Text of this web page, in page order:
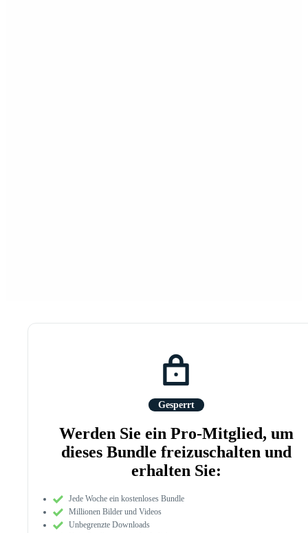
Gesperrt
Werden Sie ein Pro-Mitglied, um
dieses Bundle freizuschalten und
erhalten Sie:
Jede Woche ein kostenloses Bundle
Millionen Bilder und Videos
Unbegrenzte Downloads